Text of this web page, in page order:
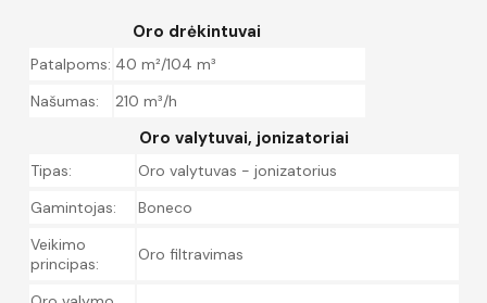
Oro drėkintuvai
Patalpoms: 40 m²/104 m³
Našumas:
210 m³/h
Oro valytuvai, jonizatoriai
Tipas:
Oro valytuvas - jonizatorius
Gamintojas:
Boneco
Veikimo
principas:
Oro filtravimas